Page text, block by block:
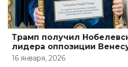
Трамп получил
лидера оппозиции
16 января, 2026